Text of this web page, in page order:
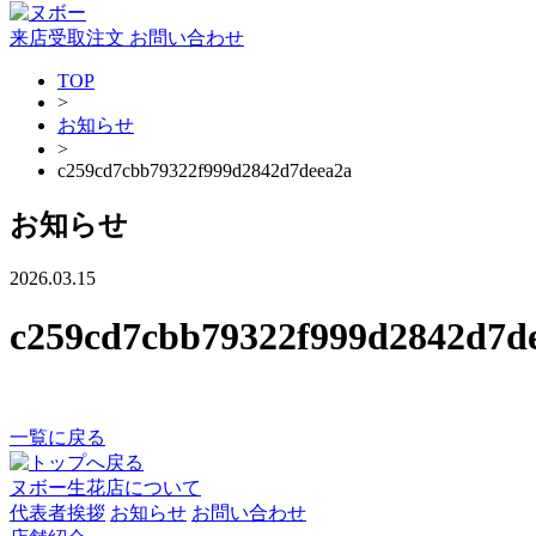
来店受取注文 お問い合わせ
TOP
>
お知らせ
>
c259cd7cbb79322f999d2842d7deea2a
お知らせ
2026.03.15
一覧に戻る
ヌボー生花店について
代表者挨拶 お知らせ お問い合わせ